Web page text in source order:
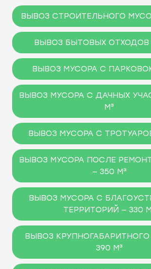
ВЫВОЗ СТРОИТЕЛЬНОГО
ВЫВОЗ БЫТОВЫХ ОТХОДОВ
ВЫВОЗ МУСОРА С
ВЫВОЗ МУСОРА С ДАЧНЫХ
М³
ВЫВОЗ МУСОРА С
ВЫВОЗ МУСОРА ПОСЛЕ
— 350 М³
ВЫВОЗ МУСОРА С
ТЕРРИТОРИЙ — 330
ВЫВОЗ
390 М³